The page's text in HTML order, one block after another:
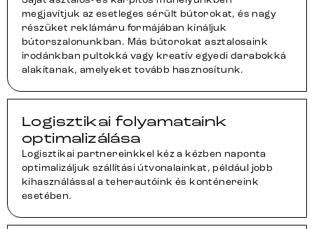
megjavítjuk az esetleges sérült bútorokat, és nagy
részüket reklámáru formájában kínáljuk
bútorszalonunkban. Más bútorokat asztalosaink
irodánkban pultokká vagy kreatív egyedi darabokká
alakítanak, amelyeket tovább hasznosítunk.
Logisztikai folyamataink
optimalizálása
Logisztikai partnereinkkel kéz a kézben naponta
optimalizáljuk szállítási útvonalainkat, például jobb
kihasználással a teherautóink és konténereink
esetében.